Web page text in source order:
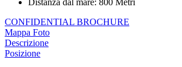
CONFIDENTIAL BROCHURE
Mappa Foto
Descrizione
Posizione